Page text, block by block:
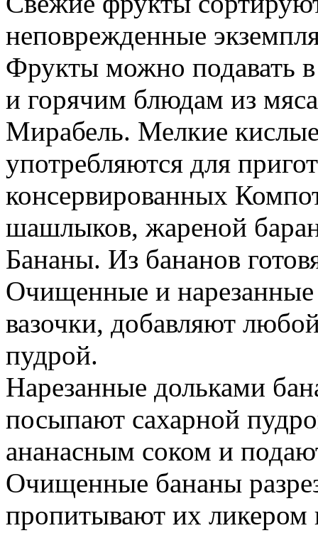
неповрежденные
Фрукты можно подавать
и горячим блюдам из
Мирабель. Мелкие
употребляются для
консервированных
шашлыков, жареной
Бананы. Из бананов
Очищенные и
вазочки, добавляют
пудрой.
Нарезанные дольками
посыпают сахарной
ананасным соком и
Очищенные бананы
пропитывают их